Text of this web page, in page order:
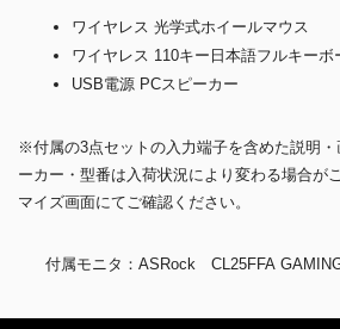
ワイヤレス 光学式ホイールマウス
ワイヤレス 110キー日本語フルキーボ
USB電源 PCスピーカー
※付属の3点セットの入力端子を含めた説明
ーカー・型番は入荷状況により変わる場合が
マイズ画面にてご確認ください。
付属モニタ：ASRock CL25FFA